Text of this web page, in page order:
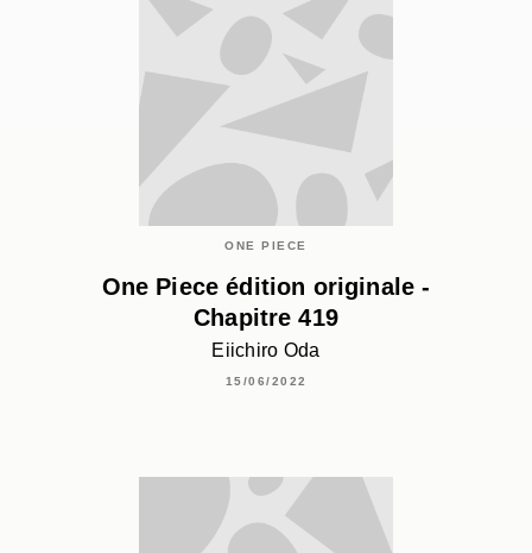
ONE PIECE
One Piece édition originale -
Chapitre 419
Eiichiro Oda
15/06/2022